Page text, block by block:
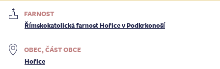
FARNOST
Římskokatolická farnost Hořice v Podkrkonoší
OBEC, ČÁST OBCE
Hořice